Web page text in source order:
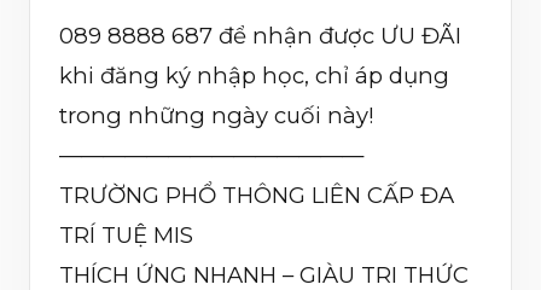
089 8888 687 để nhận được ƯU ĐÃI
khi đăng ký nhập học, chỉ áp dụng
trong những ngày cuối này!
——————————————
TRƯỜNG PHỔ THÔNG LIÊN CẤP ĐA
TRÍ TUỆ MIS
THÍCH ỨNG NHANH – GIÀU TRI THỨC